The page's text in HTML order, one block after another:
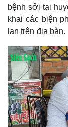
2
.
8
5
%
bệnh sởi tại
khai các biện
lan trên địa bàn.